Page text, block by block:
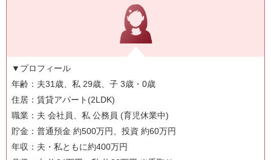
▼プロフィール
年齢：夫31歳、私 29歳、子 3歳・0歳
住居：賃貸アパート(2LDK)
職業：夫 会社員、私 公務員 (育児休業中)
貯金：普通預金 約500万円、投資 約60万円
年収：夫・私ともに約400万円